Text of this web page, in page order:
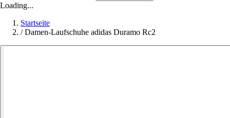
Loading...
Startseite
/ Damen-Laufschuhe adidas Duramo Rc2